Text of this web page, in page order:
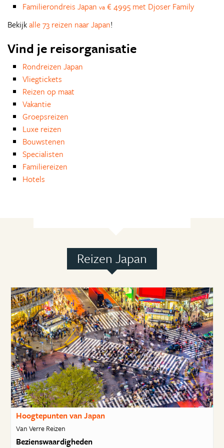
Familierondreis Japan va € 4995 met Djoser Family
Bekijkalle 73 reizen naar Japan!
Vind je reisorganisatie
Rondreizen Japan
Vliegtickets
Reizen op maat
Vakantie
Groepsreizen
Luxe reizen
Bouwstenen
Specialisten
Familiereizen
Hotels
Reizen Japan
Hoogtepunten van Japan
Van Verre Reizen
Bezienswaardigheden